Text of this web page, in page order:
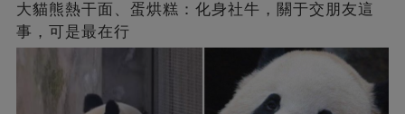
大貓熊熱干面、蛋烘糕：化身社牛，關于交朋友這
事，可是最在行